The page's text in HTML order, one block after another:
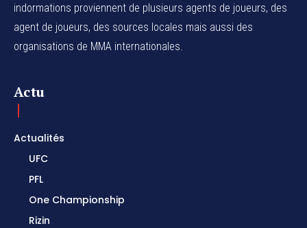
indormations proviennent de plusieurs agents de joueurs, des
agent de joueurs, des sources locales mais aussi des
organisations de MMA internationales.
Actu
Actualités
UFC
PFL
One Championship
Rizin